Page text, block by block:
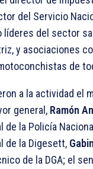
del Servicio
líderes del sector
y asociaciones
de
a la actividad el
general, Ramón
de la Policía
de la Digesett,
de la DGA; el